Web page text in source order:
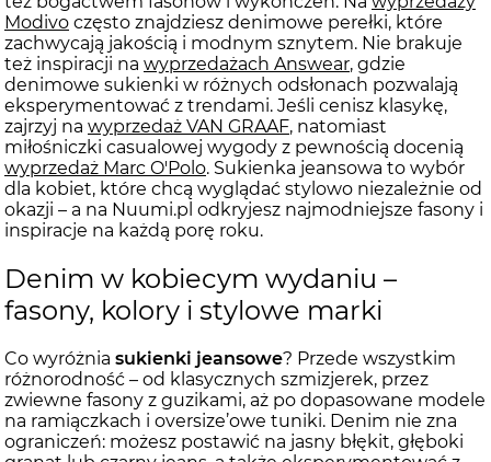
Modivo często znajdziesz denimowe perełki, które
zachwycają jakością i modnym sznytem. Nie brakuje
też inspiracji na wyprzedażach Answear, gdzie
denimowe sukienki w różnych odsłonach pozwalają
eksperymentować z trendami. Jeśli cenisz klasykę,
zajrzyj na wyprzedaż VAN GRAAF, natomiast
miłośniczki casualowej wygody z pewnością docenią
wyprzedaż Marc O'Polo. Sukienka jeansowa to wybór
dla kobiet, które chcą wyglądać stylowo niezależnie od
okazji – a na Nuumi.pl odkryjesz najmodniejsze fasony i
inspiracje na każdą porę roku.
Denim w kobiecym wydaniu –
fasony, kolory i stylowe marki
Co wyróżnia sukienki jeansowe? Przede wszystkim
różnorodność – od klasycznych szmizjerek, przez
zwiewne fasony z guzikami, aż po dopasowane modele
na ramiączkach i oversize’owe tuniki. Denim nie zna
ograniczeń: możesz postawić na jasny błękit, głęboki